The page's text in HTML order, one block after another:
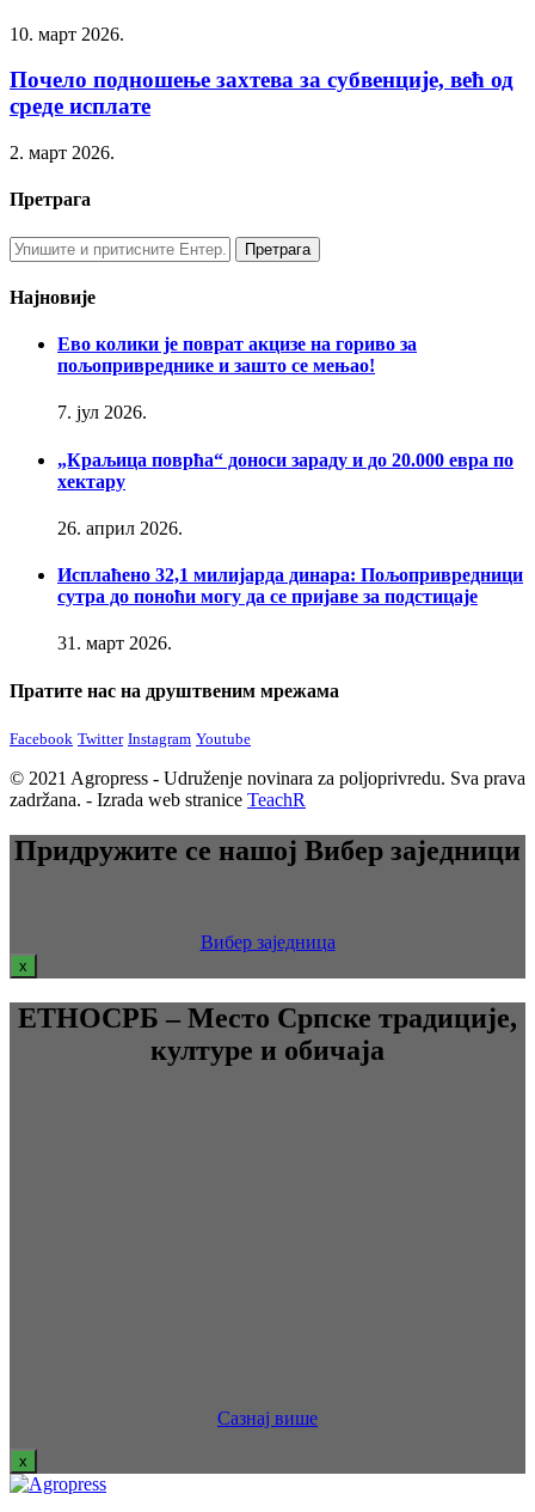
10. март 2026.
Почело подношење захтева за субвенције, већ од
среде исплате
2. март 2026.
Претрага
Најновије
Ево колики је поврат акцизе на гориво за
пољопривреднике и зашто се мењао!
7. јул 2026.
„Краљица поврћа“ доноси зараду и до 20.000 евра по
хектару
26. април 2026.
Исплаћено 32,1 милијарда динара: Пољопривредници
сутра до поноћи могу да се пријаве за подстицаје
31. март 2026.
Пратите нас на друштвеним мрежама
Facebook Twitter Instagram Youtube
© 2021 Agropress - Udruženje novinara za poljoprivredu. Sva prava
zadržana. - Izrada web stranice TeachR
Придружите се нашој Вибер заједници
Вибер заједница
x
ЕТНОСРБ – Место Српске традиције,
културе и обичаја
Сазнај више
x